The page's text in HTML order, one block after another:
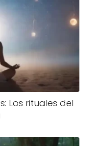
Los rituales del